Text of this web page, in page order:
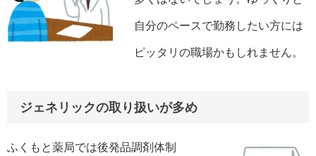
自分のペースで勤務したい方には
ピッタリの職場かもしれません。
ジェネリックの取り扱いが多め
ふくもと薬局では後発品調剤体制